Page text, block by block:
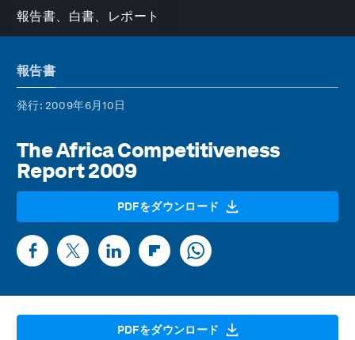
報告書、白書、レポート
報告書
発行: 2009年6月10日
The Africa Competitiveness
Report 2009
PDFをダウンロード
PDFをダウンロード